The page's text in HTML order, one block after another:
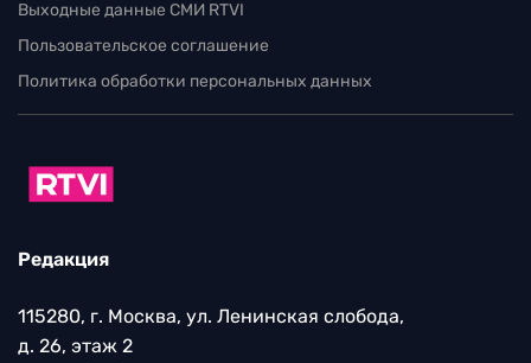
Выходные данные СМИ RTVI
Пользовательское соглашение
Политика обработки персональных данных
Редакция
115280, г. Москва, ул. Ленинская слобода,
д. 26, этаж 2